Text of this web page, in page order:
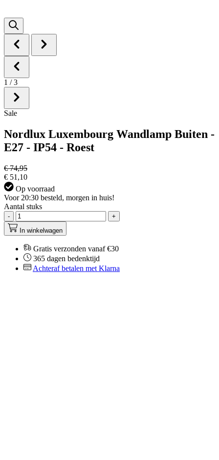
1 / 3
Sale
Nordlux Luxembourg Wandlamp Buiten -
E27 - IP54 - Roest
€ 74,95
€ 51,10
Op voorraad
Voor 20:30 besteld, morgen in huis!
Aantal stuks
-
+
In winkelwagen
Gratis verzonden vanaf €30
365 dagen bedenktijd
Achteraf betalen met Klarna